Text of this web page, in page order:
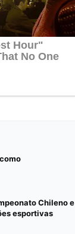
Chileno e
esportivas